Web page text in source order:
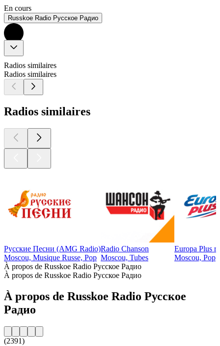
En cours
Russkoe Radio Русское Радио
Radios similaires
Radios similaires
Radios similaires
Русские Песни (AMG Radio)
Moscou, Musique Russe, Pop
Radio Chanson
Moscou, Tubes
Europa Plus ru
Moscou, Pop
À propos de Russkoe Radio Русское Радио
À propos de Russkoe Radio Русское Радио
À propos de Russkoe Radio Русское
Радио
(2391)